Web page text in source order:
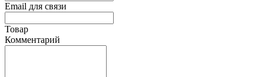
Email для связи
Товар
Комментарий